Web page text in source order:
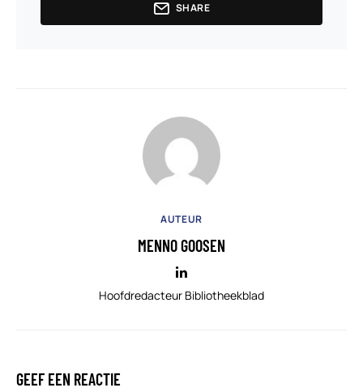
SHARE
AUTEUR
MENNO GOOSEN
Hoofdredacteur Bibliotheekblad
GEEF EEN REACTIE